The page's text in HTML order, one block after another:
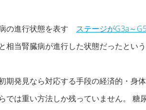
の進行状態を表す ステージがG3a～
相当腎臓病が進行した状態だったという
期発見なら対応する手段の経済的・身
では重い方法しか残っていません。